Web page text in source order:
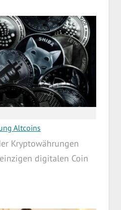
Altcoins
Kryptowährungen
digitalen Coin